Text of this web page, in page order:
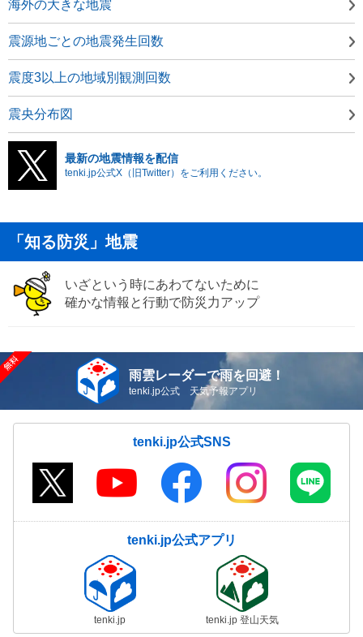
海外の大きな地震
震源地ごとの地震発生回数
震度3以上の地域別観測回数
震央分布図
最新の地震情報を配信
tenki.jp公式X（旧Twitter）をご利用ください。
「知る防災」地震
いざという時にあわてないために
確かな情報と行動で防災力アップ
雨雲レーダーで雨を回避！
tenki.jp公式 天気予報アプリ
tenki.jp公式SNS
tenki.jp公式アプリ
tenki.jp tenki.jp 登山天気